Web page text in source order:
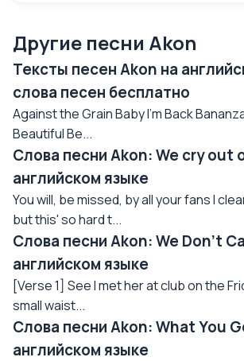
Другие песни Akon
Тексты песен Akon на
слова песен бесплатно
Against the Grain Baby I'm Back
Beautiful Be...
Слова песни Akon: We cry out
английском языке
You will, be missed, by all your fans I
but this' so hard t...
Слова песни Akon: We Don't
английском языке
[Verse 1] See I met her at club on the
small waist...
Слова песни Akon: What You
английском языке